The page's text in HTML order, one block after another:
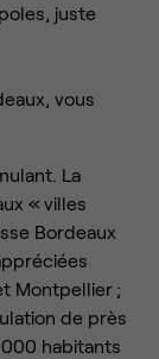
juste
vous
La
« villes
Bordeaux
Montpellier ;
de près
habitants